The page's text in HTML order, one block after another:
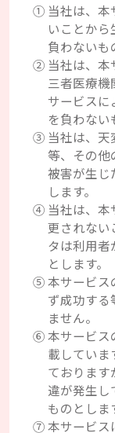
①当社は、本サービスの利用、または利用できな
いことか
負わないも
②当社は、本サービスを通じてアクセスできる第
三者医療
サービスに
を負わない
③当社は、天変地異による被害、アクセス過多
等、その他
被害が生じ
します。
④当社は、本サービスにおけるデータが消去・変
更されない
タは利用者
とします。
⑤本サービスの利用が、利用者の就職・転職が必
ず成功する
ません。
⑥本サービスの一部は、ハローワークの情報を掲
載していま
ております
違が発生し
ものとしま
⑦本サービスは、掲載しているハローワークの情